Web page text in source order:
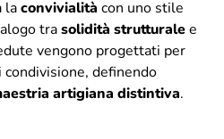
laconvivialità con uno stile
trasolidità strutturalee
vengono progettati per
definendo
artigiana distintiva.